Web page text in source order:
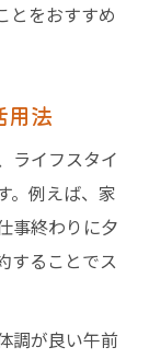
とをおすすめ
用法
ライフスタイ
。例えば、家
事終わりに夕
することでス
調が良い午前